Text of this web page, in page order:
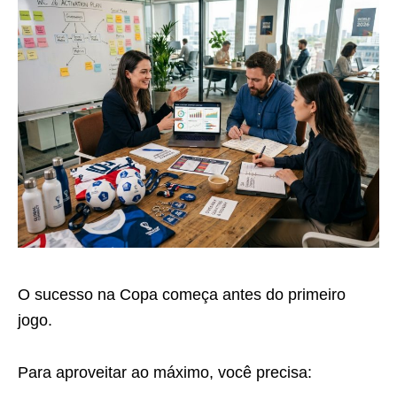
O sucesso na Copa começa antes do primeiro
jogo.
Para aproveitar ao máximo, você precisa: